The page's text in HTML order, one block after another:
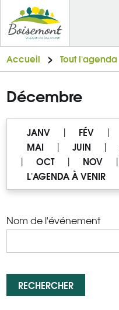
Accueil Tout l'agenda
Décembre
JANV | FÉV |
MAI
| JUIN |
|
OCT | NOV |
L'AGENDA À VENIR
Nom de l'événement
RECHERCHER